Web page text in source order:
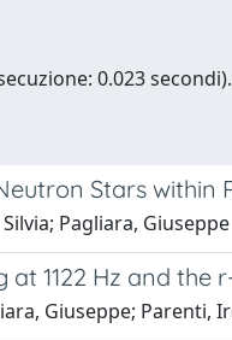
0.023 secondi).
Stars within
Pagliara, Giuseppe
1122 Hz and the
Giuseppe; Parenti,